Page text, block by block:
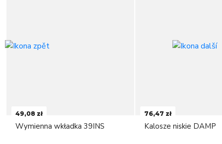
49,08 zł
Wymienna wkładka 39INS
76,47 zł
Kalosze niskie DAMP